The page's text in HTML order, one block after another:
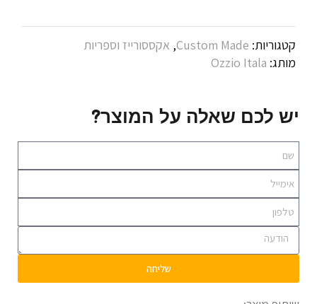
קטגוריות: Custom Made
, אקססורייז וספריות
מותג: Ozzio Itala
יש לכם שאלה על המוצר?
שליחה